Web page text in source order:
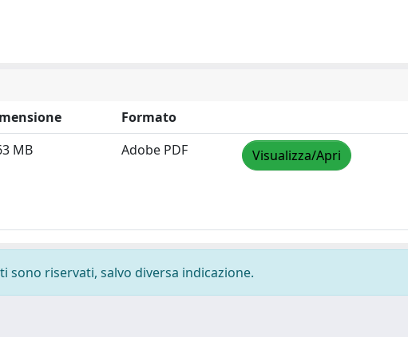
Formato
MB Adobe PDF Visualizza/Apri
riservati, salvo diversa indicazione.